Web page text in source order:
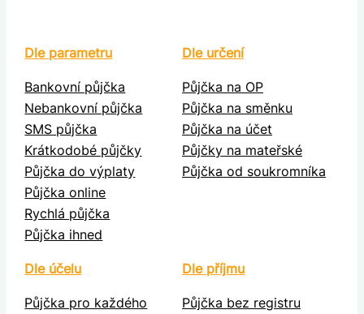
Dle parametru
Bankovní půjčka
Nebankovní půjčka
SMS půjčka
Krátkodobé půjčky
Půjčka do výplaty
Půjčka online
Rychlá půjčka
Půjčka ihned
Dle určení
Půjčka na OP
Půjčka na směnku
Půjčka na účet
Půjčky na mateřské
Půjčka od soukromníka
Dle účelu
Půjčka pro každého
Dle příjmu
Půjčka bez registru